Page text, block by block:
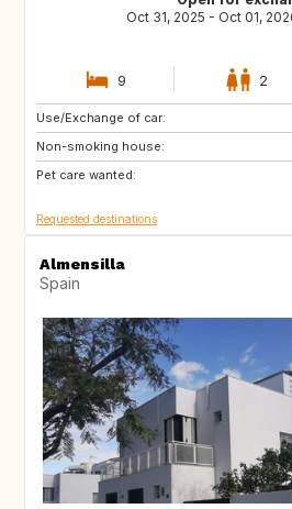
Oct 31, 2025 - Oct 01,
9 2
Use/Exchange of car:
Non-smoking house:
Pet care wanted:
ES
HR
GR
Requested destinations
Almensilla
Spain